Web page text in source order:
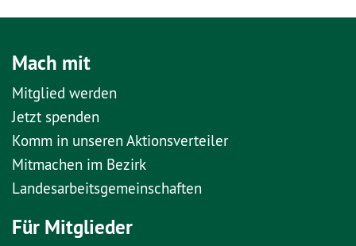
Mach mit
Mitglied werden
Jetzt spenden
Komm in unseren Aktionsverteiler
Mitmachen im Bezirk
Landesarbeitsgemeinschaften
Für Mitglieder